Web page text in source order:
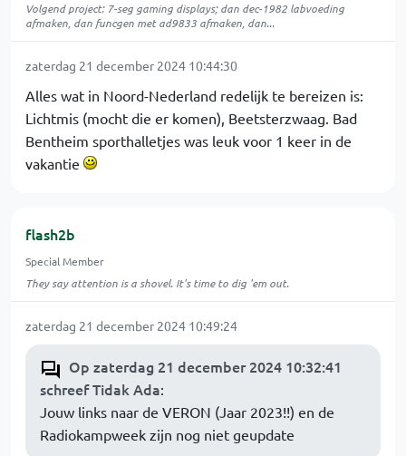
Volgend project: 7-seg gaming displays; dan dec-1982 labvoeding
afmaken, dan funcgen met ad9833 afmaken, dan...
zaterdag 21 december 2024 10:44:30
Alles wat in Noord-Nederland redelijk te bereizen is:
Lichtmis (mocht die er komen), Beetsterzwaag. Bad
Bentheim sporthalletjes was leuk voor 1 keer in de
vakantie
flash2b
Special Member
They say attention is a shovel. It's time to dig 'em out.
zaterdag 21 december 2024 10:49:24
Op zaterdag 21 december 2024 10:32:41
schreef Tidak Ada:
Jouw links naar de VERON (Jaar 2023!!) en de
Radiokampweek zijn nog niet geupdate